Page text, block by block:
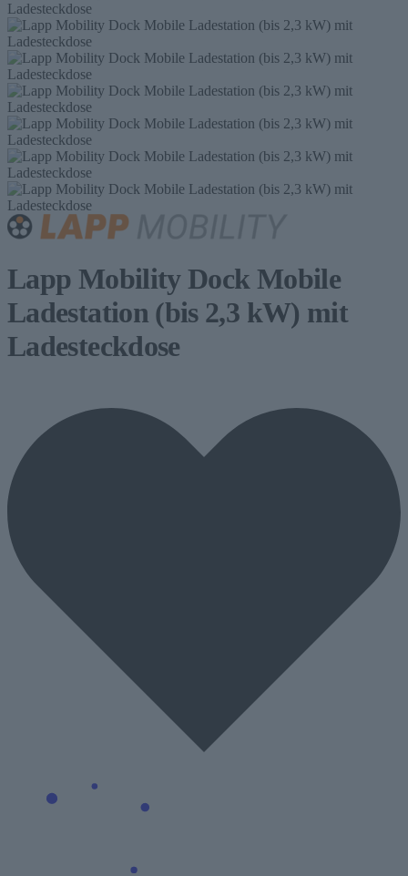
Lapp Mobility Dock Mobile
Ladestation (bis 2,3 kW) mit
Ladesteckdose